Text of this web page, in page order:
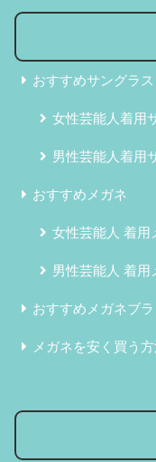
おすすめサングラス
女性芸能人着用
男性芸能人着用
おすすめメガネ
女性芸能人 着用
男性芸能人 着用
おすすめメガネブラ
メガネを安く買う